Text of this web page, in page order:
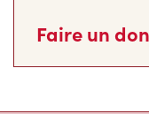
Faire un don